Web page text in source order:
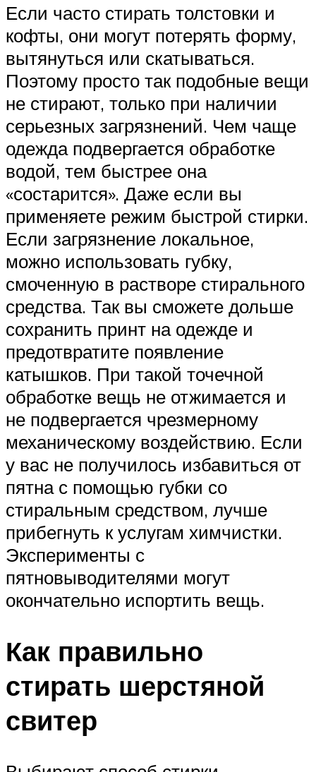
Если часто стирать толстовки и
кофты, они могут потерять форму,
вытянуться или скатываться.
Поэтому просто так подобные вещи
не стирают, только при наличии
серьезных загрязнений. Чем чаще
одежда подвергается обработке
водой, тем быстрее она
«состарится». Даже если вы
применяете режим быстрой стирки.
Если загрязнение локальное,
можно использовать губку,
смоченную в растворе стирального
средства. Так вы сможете дольше
сохранить принт на одежде и
предотвратите появление
катышков. При такой точечной
обработке вещь не отжимается и
не подвергается чрезмерному
механическому воздействию. Если
у вас не получилось избавиться от
пятна с помощью губки со
стиральным средством, лучше
прибегнуть к услугам химчистки.
Эксперименты с
пятновыводителями могут
окончательно испортить вещь.
Как правильно
стирать шерстяной
свитер